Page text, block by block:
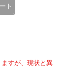
ト
すが、現状と異